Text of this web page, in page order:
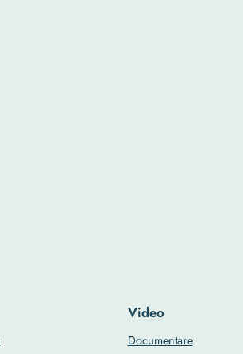
Video
Documentare